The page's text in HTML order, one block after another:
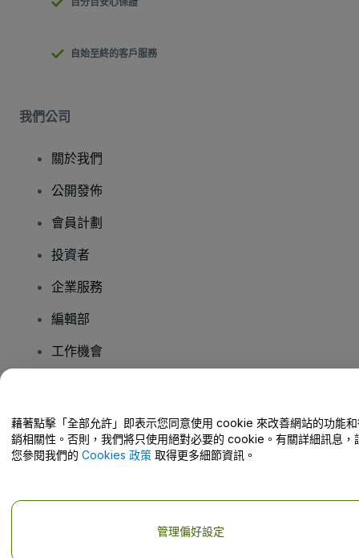
自始至終的客戶服務
我們公司
關於我們
公開發佈
會員計劃
投資者
企業服務
編輯部
工作機會
幫助中心 / 聯絡我們
公司詳情
藉著點擊「全部允許」即表示您同意使用 cookie 來改善網站的功能
銷相關性。否則，我們將只使用絕對必要的 cookie。有關詳細訊息，
您參閱我們的 Cookies 政策 取得更多細節資訊。
管理偏好設定